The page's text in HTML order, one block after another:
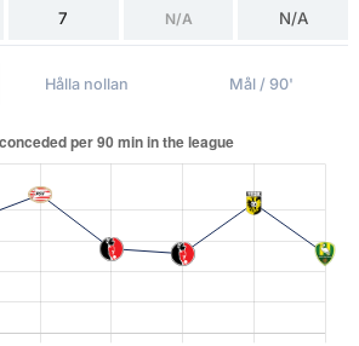
7 N/A N/A
Hålla nollan Mål / 90'